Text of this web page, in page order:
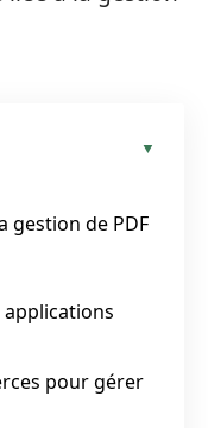
gestion de PDF
pour gérer